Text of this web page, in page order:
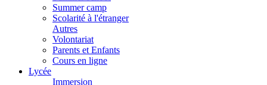
Summer camp
Scolarité à l'étranger
Autres
Volontariat
Parents et Enfants
Cours en ligne
Lycée
Immersion